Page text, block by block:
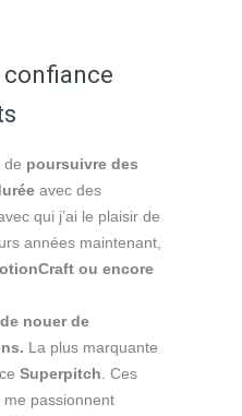
confiance
de poursuivre des
avec des
qui j’ai le plaisir de
années maintenant,
ou encore
nouer de
La plus marquante
Superpitch. Ces
passionnent